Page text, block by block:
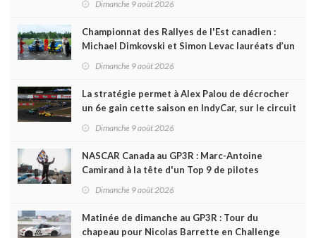
Dimanche 9 août 2026
Championnat des Rallyes de l'Est canadien :
Michael Dimkovski et Simon Levac lauréats d’un
Dimanche 9 août 2026
La stratégie permet à Alex Palou de décrocher
un 6e gain cette saison en IndyCar, sur le circuit
Dimanche 9 août 2026
NASCAR Canada au GP3R : Marc-Antoine
Camirand à la tête d'un Top 9 de pilotes
Dimanche 9 août 2026
Matinée de dimanche au GP3R : Tour du
chapeau pour Nicolas Barrette en Challenge